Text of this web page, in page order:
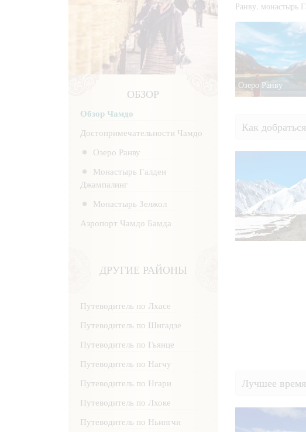
ОБЗОР
Обзор Чамдо
Достопримечательности Чамдо
Озеро Ранву
Монастырь Галден
Джампалинг
Монастырь Зелжол
Аэропорт Чамдо Бамда
ДРУГИЕ РАЙОНЫ
Путеводитель по Лхасе
Путеводитель по Шигадзе
Путеводитель по Гьянце
Путеводитель по Нагчу
Путеводитель по Нгари
Путеводитель по Лхоке
Путеводитель по Ньингчи
Ранву, монастырь
Озеро Ранву
Как
Лучшее